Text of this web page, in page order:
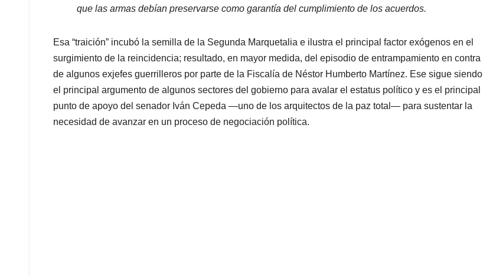
que las armas debían preservarse como garantía del cumplimiento de los acuerdos.
Esa “traición” incubó la semilla de la Segunda Marquetalia e ilustra el principal factor exógenos en el
surgimiento de la reincidencia; resultado, en mayor medida, del episodio de entrampamiento en contra
de algunos exjefes guerrilleros por parte de la Fiscalía de Néstor Humberto Martínez. Ese sigue siendo
el principal argumento de algunos sectores del gobierno para avalar el estatus político y es el principal
punto de apoyo del senador Iván Cepeda —uno de los arquitectos de la paz total— para sustentar la
necesidad de avanzar en un proceso de negociación política.